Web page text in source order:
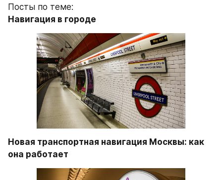
Посты по теме:
Навигация в городе
Новая транспортная навигация Москвы: как
она работает